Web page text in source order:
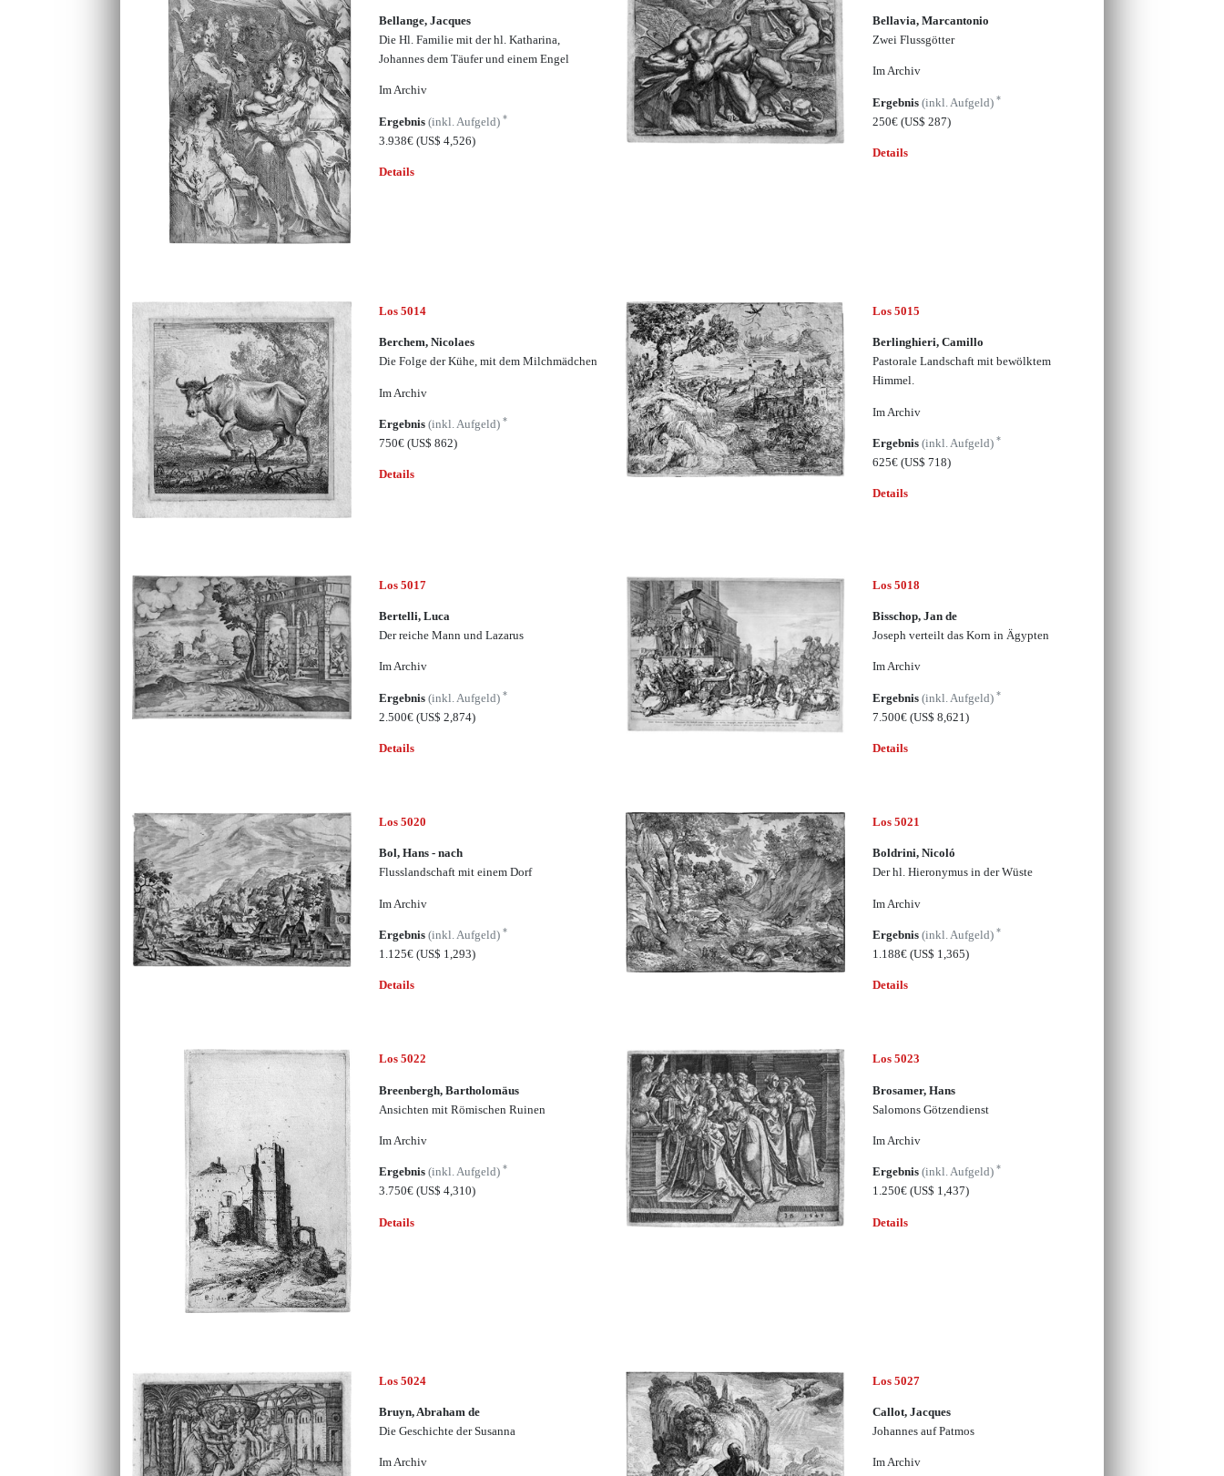
Bellange, Jacques
Die Hl. Familie mit der hl. Katharina,
Johannes dem Täufer und einem Engel
Im Archiv
Ergebnis(inkl. Aufgeld)*
3.938€(US$ 4,526)
Details
Bellavia, Marcantonio
Zwei Flussgötter
Im Archiv
Ergebnis (inkl. Aufgeld) *
250€ (US$ 287)
Details
Los 5014
Berchem, Nicolaes
Die Folge der Kühe, mit dem Milchmädchen
Im Archiv
Ergebnis(inkl. Aufgeld)*
750€(US$ 862)
Details
Los 5015
Berlinghieri, Camillo
Pastorale Landschaft mit bewölktem
Himmel.
Im Archiv
Ergebnis (inkl. Aufgeld) *
625€ (US$ 718)
Details
Los 5017
Bertelli, Luca
Der reiche Mann und Lazarus
Im Archiv
Ergebnis(inkl. Aufgeld)*
2.500€(US$ 2,874)
Details
Los 5018
Bisschop, Jan de
Joseph verteilt das Korn in Ägypten
Im Archiv
Ergebnis (inkl. Aufgeld) *
7.500€ (US$ 8,621)
Details
Los 5020
Bol, Hans - nach
Flusslandschaft mit einem Dorf
Im Archiv
Ergebnis(inkl. Aufgeld)*
1.125€(US$ 1,293)
Details
Los 5021
Boldrini, Nicoló
Der hl. Hieronymus in der Wüste
Im Archiv
Ergebnis (inkl. Aufgeld) *
1.188€ (US$ 1,365)
Details
Los 5022
Breenbergh, Bartholomäus
Ansichten mit Römischen Ruinen
Im Archiv
Ergebnis(inkl. Aufgeld)*
3.750€(US$ 4,310)
Details
Los 5023
Brosamer, Hans
Salomons Götzendienst
Im Archiv
Ergebnis (inkl. Aufgeld) *
1.250€ (US$ 1,437)
Details
Los 5024
Bruyn, Abraham de
Die Geschichte der Susanna
Im Archiv
Los 5027
Callot, Jacques
Johannes auf Patmos
Im Archiv